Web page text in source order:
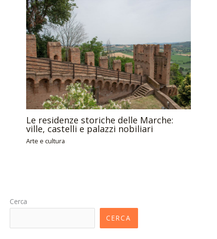
Le residenze storiche delle Marche:
ville, castelli e palazzi nobiliari
Arte e cultura
Cerca
CERCA